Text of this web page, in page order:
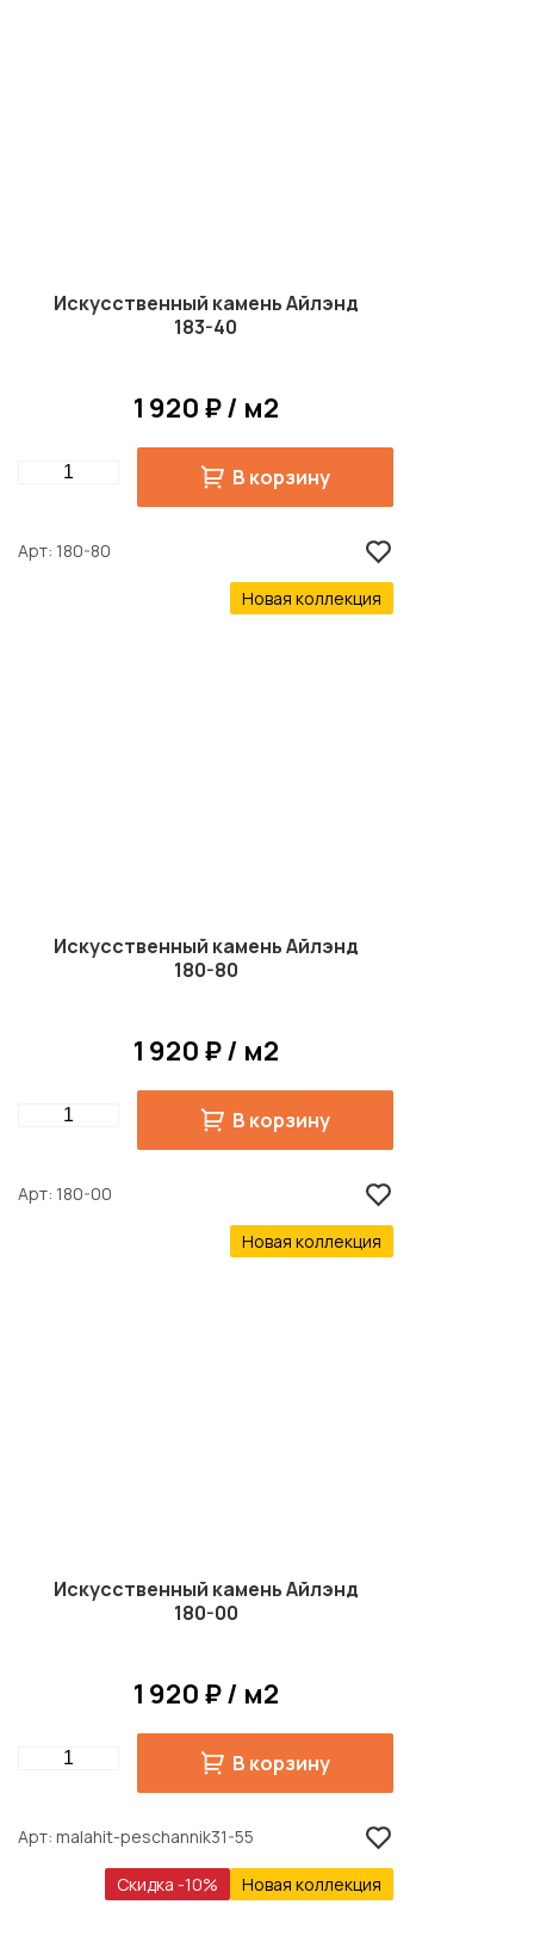
Искусственный камень Айлэнд
183-40
1 920 ₽ / м2
Quantity В корзину
Арт 180-80
Новая коллекция
Искусственный камень Айлэнд
180-80
1 920 ₽ / м2
Quantity В корзину
Арт 180-00
Новая коллекция
Искусственный камень Айлэнд
180-00
1 920 ₽ / м2
Quantity В корзину
Арт malahit-peschannik31-55
Скидка -10% Новая коллекция